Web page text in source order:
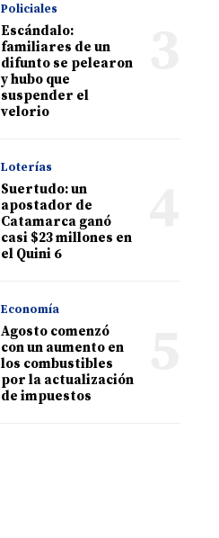
Policiales
Escándalo:
familiares de un
difunto se pelearon
y hubo que
suspender el
velorio
Loterías
Suertudo: un
apostador de
Catamarca ganó
casi $23 millones en
el Quini 6
Economía
Agosto comenzó
con un aumento en
los combustibles
por la actualización
de impuestos